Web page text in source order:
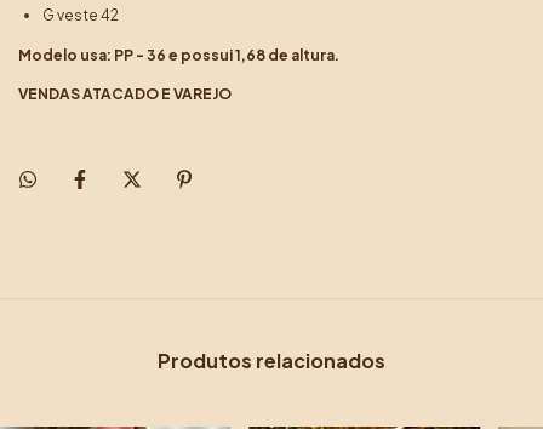
G veste 42
Modelo usa: PP - 36 e possui 1,68 de altura.
VENDAS ATACADO E VAREJO
Produtos relacionados